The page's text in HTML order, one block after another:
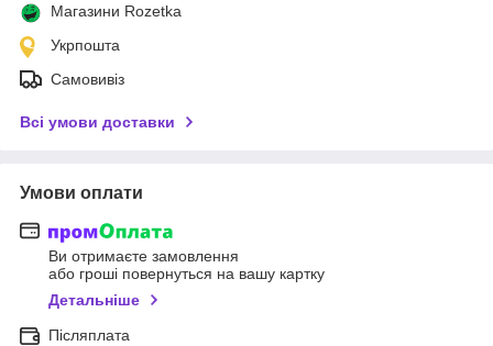
Магазини Rozetka
Укрпошта
Самовивіз
Всі умови доставки
Умови оплати
Ви отримаєте замовлення
або гроші повернуться на вашу картку
Детальніше
Післяплата